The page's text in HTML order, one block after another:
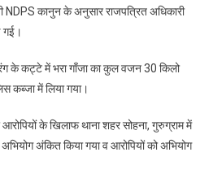
NDPS कानुन के अनुसार राजपत्रित अधिकारी
गई।
के कट्टे में भरा गाँजा का कुल वजन 30 किलो
कब्जा में लिया गया।
के खिलाफ थाना शहर सोहना, गुरुग्राम में
अंकित किया गया व आरोपियों को अभियोग